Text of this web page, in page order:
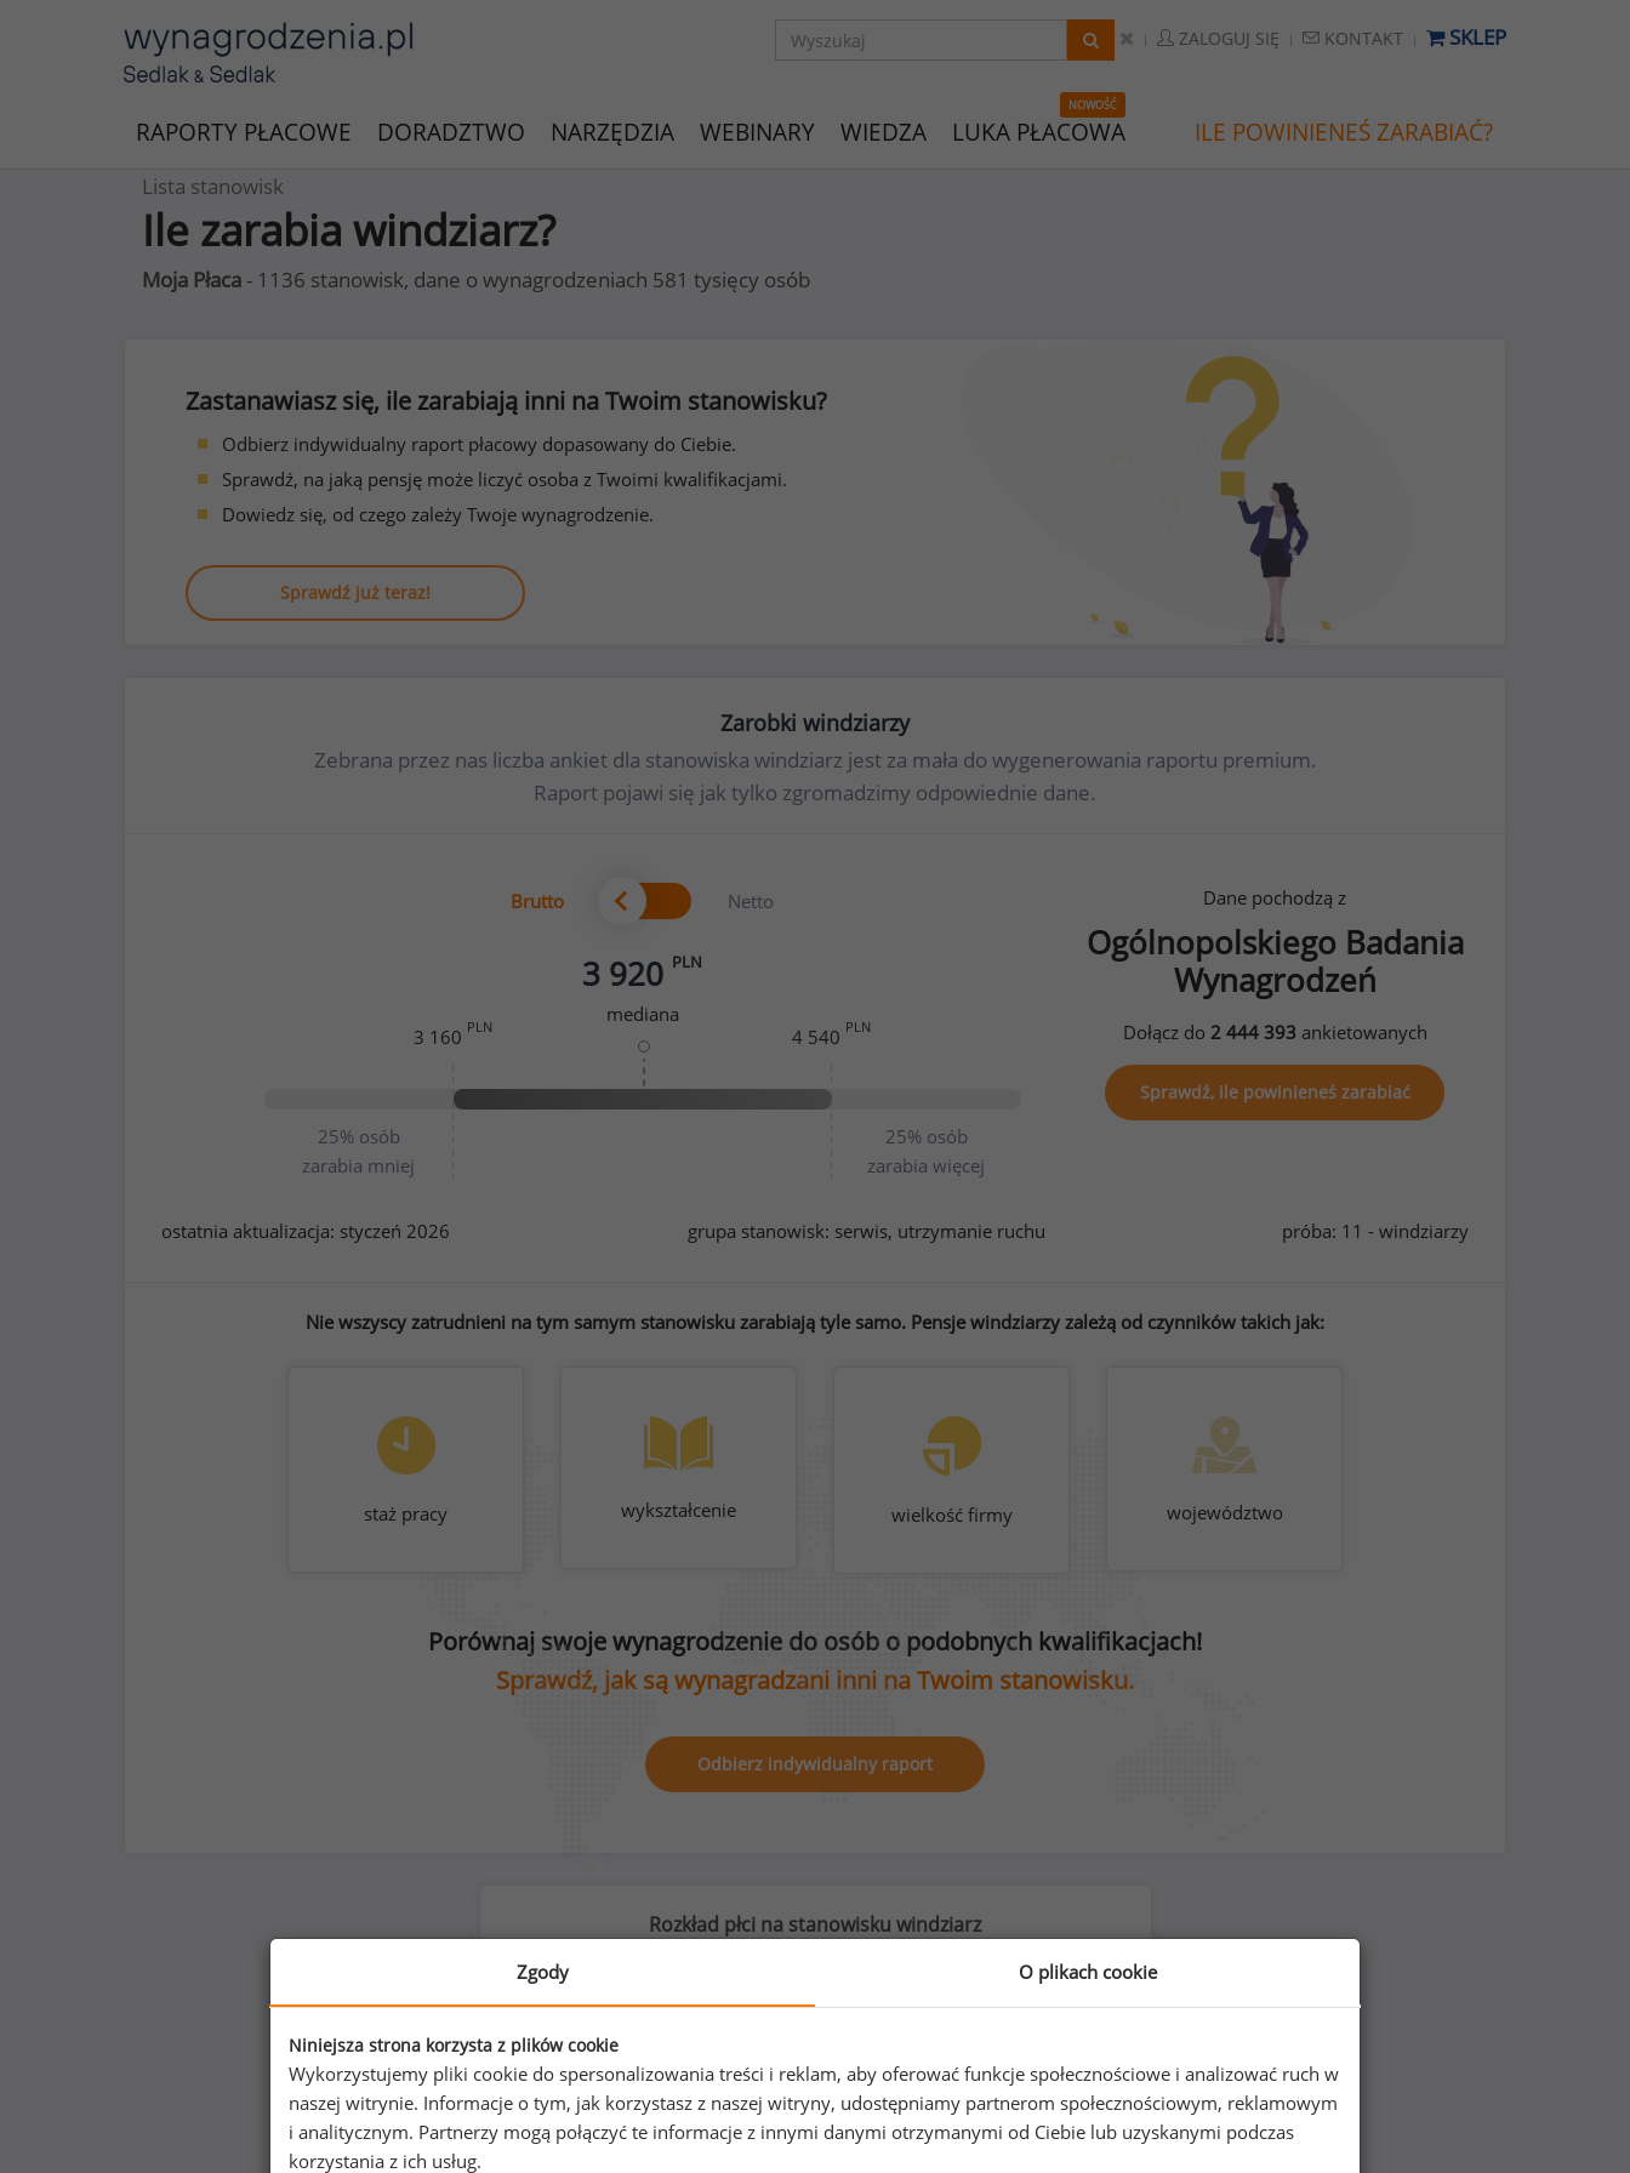
ZALOGUJ SIĘ KONTAKT SKLEP
RAPORTY PŁACOWE DORADZTWO NARZĘDZIA WEBINARY WIEDZA
NOWOŚĆ
LUKA PŁACOWA ILE POWINIENEŚ ZARABIAĆ?
Lista stanowisk
Ile zarabia windziarz?
Moja Płaca - 1136 stanowisk, dane o wynagrodzeniach 581 tysięcy osób
Zastanawiasz się, ile zarabiają inni na Twoim stanowisku?
Odbierz indywidualny raport płacowy dopasowany do Ciebie.
Sprawdź, na jaką pensję może liczyć osoba z Twoimi kwalifikacjami.
Dowiedz się, od czego zależy Twoje wynagrodzenie.
Sprawdź już teraz!
Zarobki windziarzy
Zebrana przez nas liczba ankiet dla stanowiska windziarz jest za mała do wygenerowania raportu premium.
Raport pojawi się jak tylko zgromadzimy odpowiednie dane.
Brutto Netto
3 920 PLN
mediana
25% osób
zarabia mniej
25% osób
zarabia więcej
3 160 PLN 4 540 PLN
Dane pochodzą z
Ogólnopolskiego Badania
Wynagrodzeń
Dołącz do 2 444 393ankietowanych
Sprawdź, ile powinieneś zarabiać
ostatnia aktualizacja: styczeń 2026 grupa stanowisk: serwis, utrzymanie ruchu próba: 11 - windziarzy
Nie wszyscy zatrudnieni na tym samym stanowisku zarabiają tyle samo. Pensje windziarzy zależą od czynników takich jak:
staż pracy wykształcenie wielkość firmy województwo
Porównaj swoje wynagrodzenie do osób o podobnych kwalifikacjach!
Sprawdź, jak są wynagradzani inni na Twoim stanowisku.
Odbierz indywidualny raport
Rozkład płci na stanowisku windziarz
0% 100%
Zgody O plikach cookie
Niniejsza strona korzysta z plików cookie
Wykorzystujemy pliki cookie do spersonalizowania treści i reklam, aby oferować funkcje społecznościowe i analizować ruch w
naszej witrynie. Informacje o tym, jak korzystasz z naszej witryny, udostępniamy partnerom społecznościowym, reklamowym
i analitycznym. Partnerzy mogą połączyć te informacje z innymi danymi otrzymanymi od Ciebie lub uzyskanymi podczas
korzystania z ich usług.